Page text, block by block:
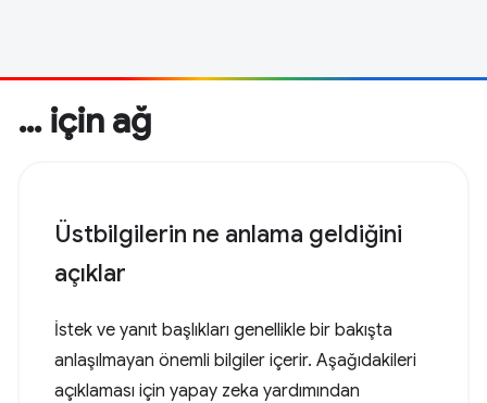
… için ağ
Üstbilgilerin ne anlama geldiğini
açıklar
İstek ve yanıt başlıkları genellikle bir bakışta
anlaşılmayan önemli bilgiler içerir. Aşağıdakileri
açıklaması için yapay zeka yardımından